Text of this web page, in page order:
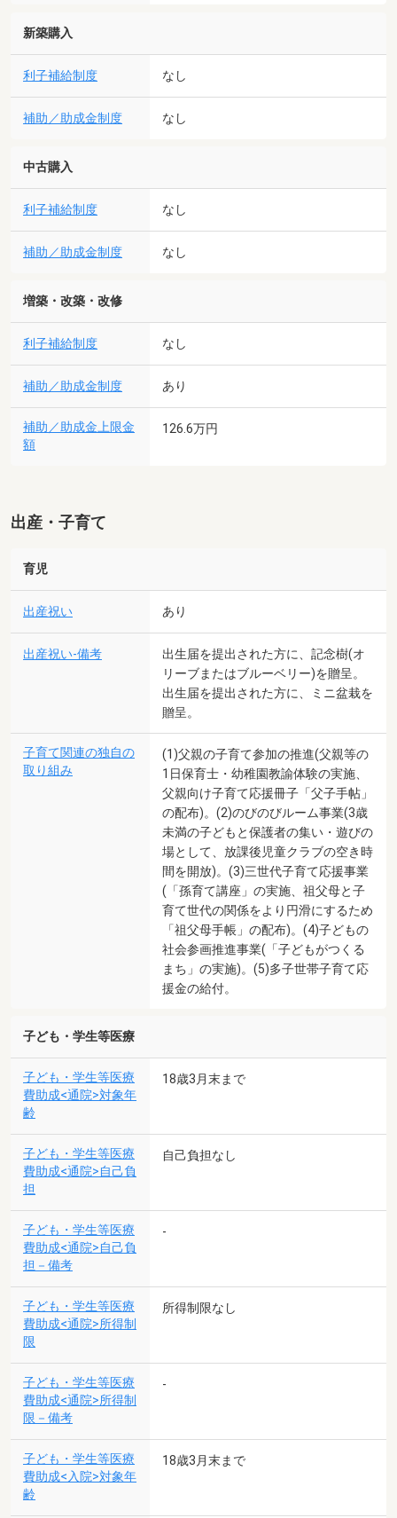
新築購入
利子補給制度 なし
補助／助成金制度 なし
中古購入
利子補給制度 なし
補助／助成金制度 なし
増築・改築・改修
利子補給制度 なし
補助／助成金制度 あり
補助／助成金上限金
額
126.6万円
出産・子育て
育児
出産祝い あり
出産祝い-備考
出生届を提出された方に、記念樹(オ
リーブまたはブルーベリー)を贈呈。
出生届を提出された方に、ミニ盆栽を
贈呈。
子育て関連の独自の
取り組み
(1)父親の子育て参加の推進(父親等の
1日保育士・幼稚園教諭体験の実施、
父親向け子育て応援冊子「父子手帖」
の配布)。(2)のびのびルーム事業(3歳
未満の子どもと保護者の集い・遊びの
場として、放課後児童クラブの空き時
間を開放)。(3)三世代子育て応援事業
(「孫育て講座」の実施、祖父母と子
育て世代の関係をより円滑にするため
「祖父母手帳」の配布)。(4)子どもの
社会参画推進事業(「子どもがつくる
まち」の実施)。(5)多子世帯子育て応
援金の給付。
子ども・学生等医療
子ども・学生等医療
費助成<通院>対象年
齢
18歳3月末まで
子ども・学生等医療
費助成<通院>自己負
担
自己負担なし
子ども・学生等医療
費助成<通院>自己負
担－備考
-
子ども・学生等医療
費助成<通院>所得制
限
所得制限なし
子ども・学生等医療
費助成<通院>所得制
限－備考
-
子ども・学生等医療
費助成<入院>対象年
齢
18歳3月末まで